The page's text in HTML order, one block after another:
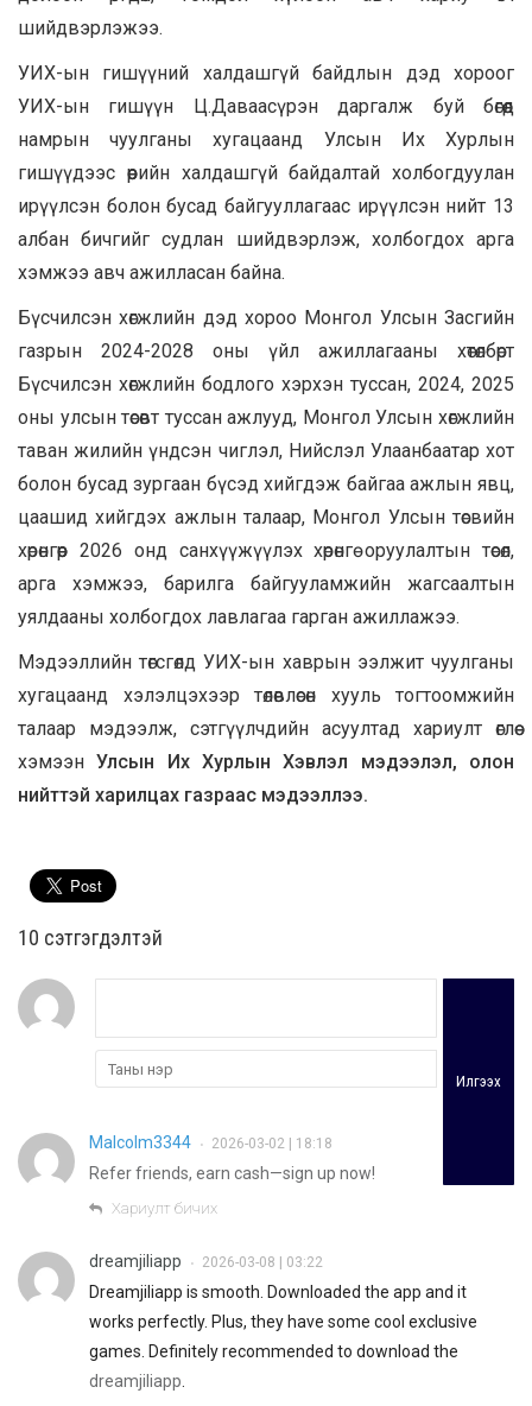
шийдвэрлэжээ.
УИХ-ын гишүүний халдашгүй байдлын дэд хороог
УИХ-ын гишүүн Ц.Даваасүрэн даргалж буй бөгөөд
намрын чуулганы хугацаанд Улсын Их Хурлын
гишүүдээс өөрийн халдашгүй байдалтай холбогдуулан
ирүүлсэн болон бусад байгууллагаас ирүүлсэн нийт 13
албан бичгийг судлан шийдвэрлэж, холбогдох арга
хэмжээ авч ажилласан байна.
Бүсчилсэн хөгжлийн дэд хороо Монгол Улсын Засгийн
газрын 2024-2028 оны үйл ажиллагааны хөтөлбөрт
Бүсчилсэн хөгжлийн бодлого хэрхэн туссан, 2024, 2025
оны улсын төсөвт туссан ажлууд, Монгол Улсын хөгжлийн
таван жилийн үндсэн чиглэл, Нийслэл Улаанбаатар хот
болон бусад зургаан бүсэд хийгдэж байгаа ажлын явц,
цаашид хийгдэх ажлын талаар, Монгол Улсын төсвийн
хөрөнгөөр 2026 онд санхүүжүүлэх хөрөнгө оруулалтын төсөл,
арга хэмжээ, барилга байгууламжийн жагсаалтын
уялдааны холбогдох лавлагаа гарган ажиллажээ.
Мэдээллийн төгсгөлд УИХ-ын хаврын ээлжит чуулганы
хугацаанд хэлэлцэхээр төлөвлөсөн хууль тогтоомжийн
талаар мэдээлж, сэтгүүлчдийн асуултад хариулт өглөө
хэмээнУлсын Их Хурлын Хэвлэл мэдээлэл, олон
нийттэй харилцах газраас мэдээллээ.
10 cэтгэгдэлтэй
Илгээх
Malcolm3344 • 2026-03-02 | 18:18
Refer friends, earn cash—sign up now!
Хариулт бичих
dreamjiliapp • 2026-03-08 | 03:22
Dreamjiliapp is smooth. Downloaded the app and it
works perfectly. Plus, they have some cool exclusive
games. Definitely recommended to download the
dreamjiliapp.